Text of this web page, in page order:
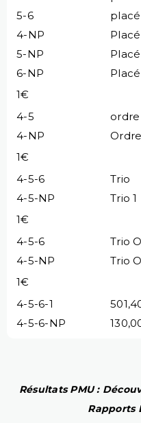
5-6
placé
4-NP
5-NP
6-NP
1€
4-5
ordre
4-NP
1€
4-5-6
Trio
4-5-NP
Trio 1
1€
4-5-6
Trio
4-5-NP
Trio
1€
4-5-6-1
4-5-6-NP
Résultats PMU :
Rapports